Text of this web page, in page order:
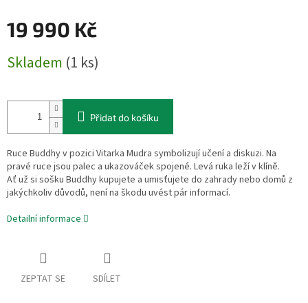
19 990 Kč
cena:
Skladem (1 ks)
Přidat do košíku
Ruce Buddhy v pozici Vitarka Mudra symbolizují učení a diskuzi. Na
pravé ruce jsou palec a ukazováček spojené. Levá ruka leží v klíně.
Ať už si sošku Buddhy kupujete a umisťujete do zahrady nebo domů z
jakýchkoliv důvodů, není na škodu uvést pár informací.
Detailní informace
ZEPTAT SE SDÍLET